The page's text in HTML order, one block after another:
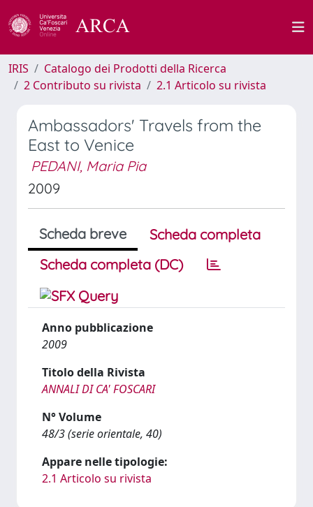
IRIS
Catalogo dei Prodotti della Ricerca
2 Contributo su rivista
2.1 Articolo su rivista
Ambassadors' Travels from the
East to Venice
PEDANI, Maria Pia
2009
Scheda breve
Scheda completa
Scheda completa (DC)
Anno pubblicazione
2009
Titolo della Rivista
ANNALI DI CA' FOSCARI
N° Volume
48/3 (serie orientale, 40)
Appare nelle tipologie:
2.1 Articolo su rivista